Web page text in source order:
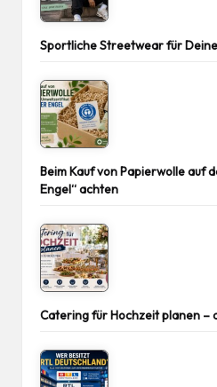
Sportliche Streetwear für
Beim Kauf von Papierwolle auf
Engel“ achten
Catering für Hochzeit planen –